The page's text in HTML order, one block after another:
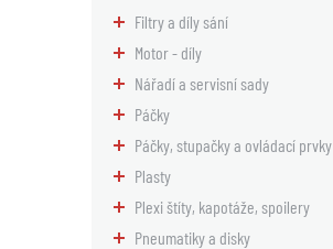
Filtry a díly sání
Motor - díly
Nářadí a servisní sady
Páčky
Páčky, stupačky a ovládací prvky
Plasty
Plexi štíty, kapotáže, spoilery
Pneumatiky a disky